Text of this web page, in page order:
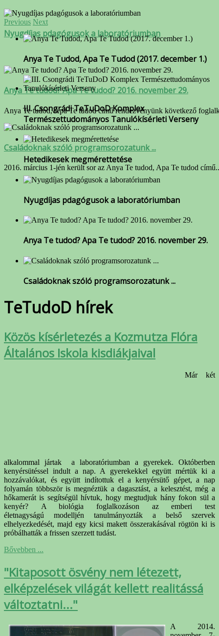
Nyugdíjas pdagógusok a laboratóriumban
Anya Te tudod? Apa Te tudod? 2016. november 29.
Anya Te tudod, Apa Te tudod című rendezvényünk következő
Családoknak szóló programsorozatunk ...
2016. március 1-jén került sor az Anya Te tudod, Apa Te tudod
Previous Next
Anya Te Tudod, Apa Te Tudod (2017. december 1.)
III. Csongrádi TeTuDoD Komplex
Természettudományos Tanulókísérleti Verseny
Hetedikesek megmérettetése
Nyugdíjas pdagógusok a laboratóriumban
Anya Te tudod? Apa Te tudod? 2016. november 29.
Családoknak szóló programsorozatunk ...
TeTudoD hírek
Közös kísérletezés a Kozmutza Flóra
Általános Iskola kisdiákjaival
Már két
alkalommal jártak a laboratóriumban a gyerekek. Októberben
kenyérsütéssel indult a nap. A gyerekekkel együtt mértük ki a
hozzávalókat, és együtt indítottuk el a kenyérsütő gépet, a nap
folyamán többször is megnéztük a dagasztást, a kelesztést, még a
hőkamerát is segítségül hívtuk, hogy megtudjuk hány fokon sül a
kenyér? A biológia foglalkozáson az emberi test
életnagyságú modelljén tanulmányozták a belső szervek
elhelyezkedését, majd egy kicsi makett összerakásával rögtön ki is
próbálhatták a frissen szerzett tudást.
Bővebben ...
"Kitaposott ösvény nem létezett,
elképzelések világát kellett realitássá
változtatni..."
A 2014.